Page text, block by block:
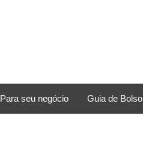
Para seu negócio Guia de Bolso